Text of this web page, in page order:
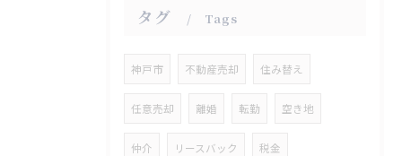
タグ Tags
神戸市 不動産売却 住み替え
任意売却 離婚 転勤 空き地
仲介 リースバック 税金